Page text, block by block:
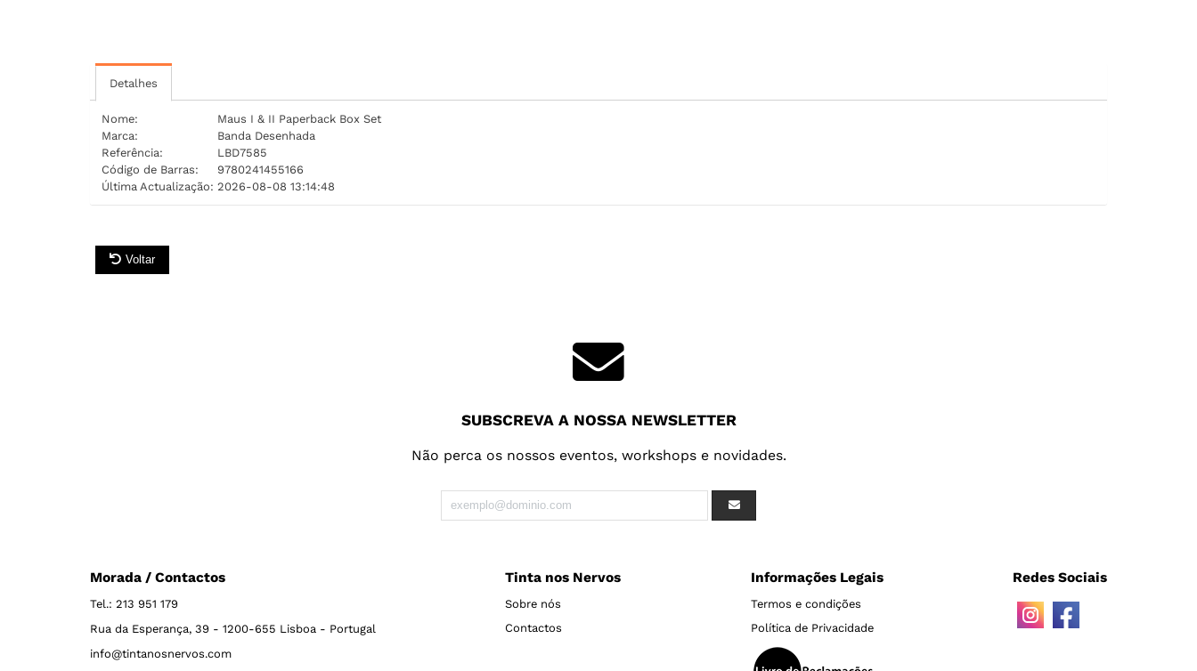
Detalhes
Nome:
Maus I & II Paperback Box Set
Marca:
Banda Desenhada
Referência:
LBD7585
Código de Barras:
9780241455166
Última Actualização: 2026-08-08 13:14:48
Voltar
SUBSCREVA A NOSSA NEWSLETTER
Não perca os nossos eventos, workshops e novidades.
Morada / Contactos
Tel.: 213 951 179
Rua da Esperança, 39 - 1200-655 Lisboa - Portugal
info@tintanosnervos.com
Tinta nos Nervos
Sobre nós
Contactos
Informações Legais
Termos e condições
Política de Privacidade
Redes Sociais